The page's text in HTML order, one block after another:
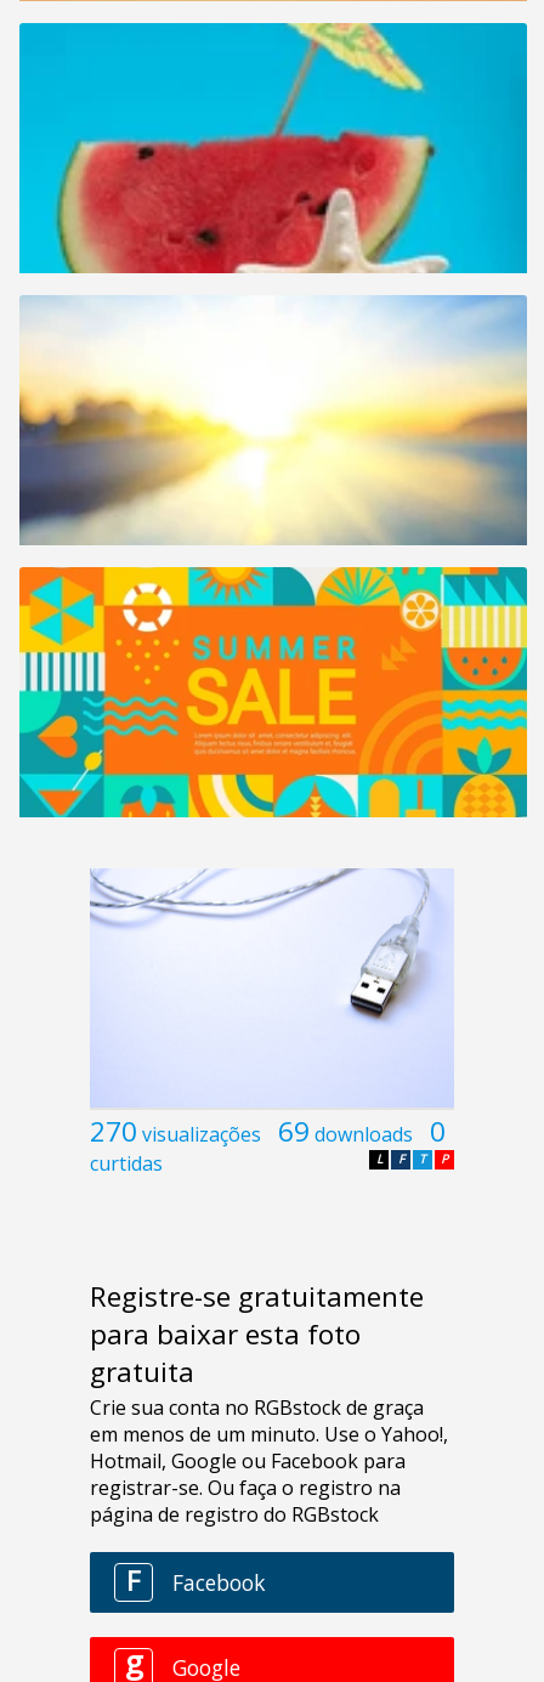
270 visualizações 69 downloads 0
curtidas P
T
F
L
Registre-se gratuitamente
para baixar esta foto
gratuita